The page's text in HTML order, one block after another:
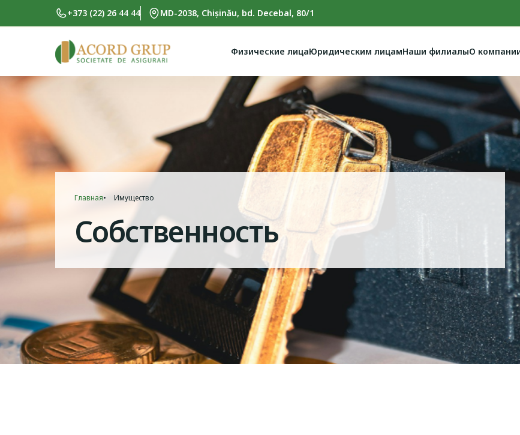
Skip to main content+373 (22) 26 44 44 MD-2038, Chișinău, bd. Decebal, 80/1
Физические лицаЮридическим лицамНаши филиалыО
Breadcrumb
Главная Имущество
Собственность